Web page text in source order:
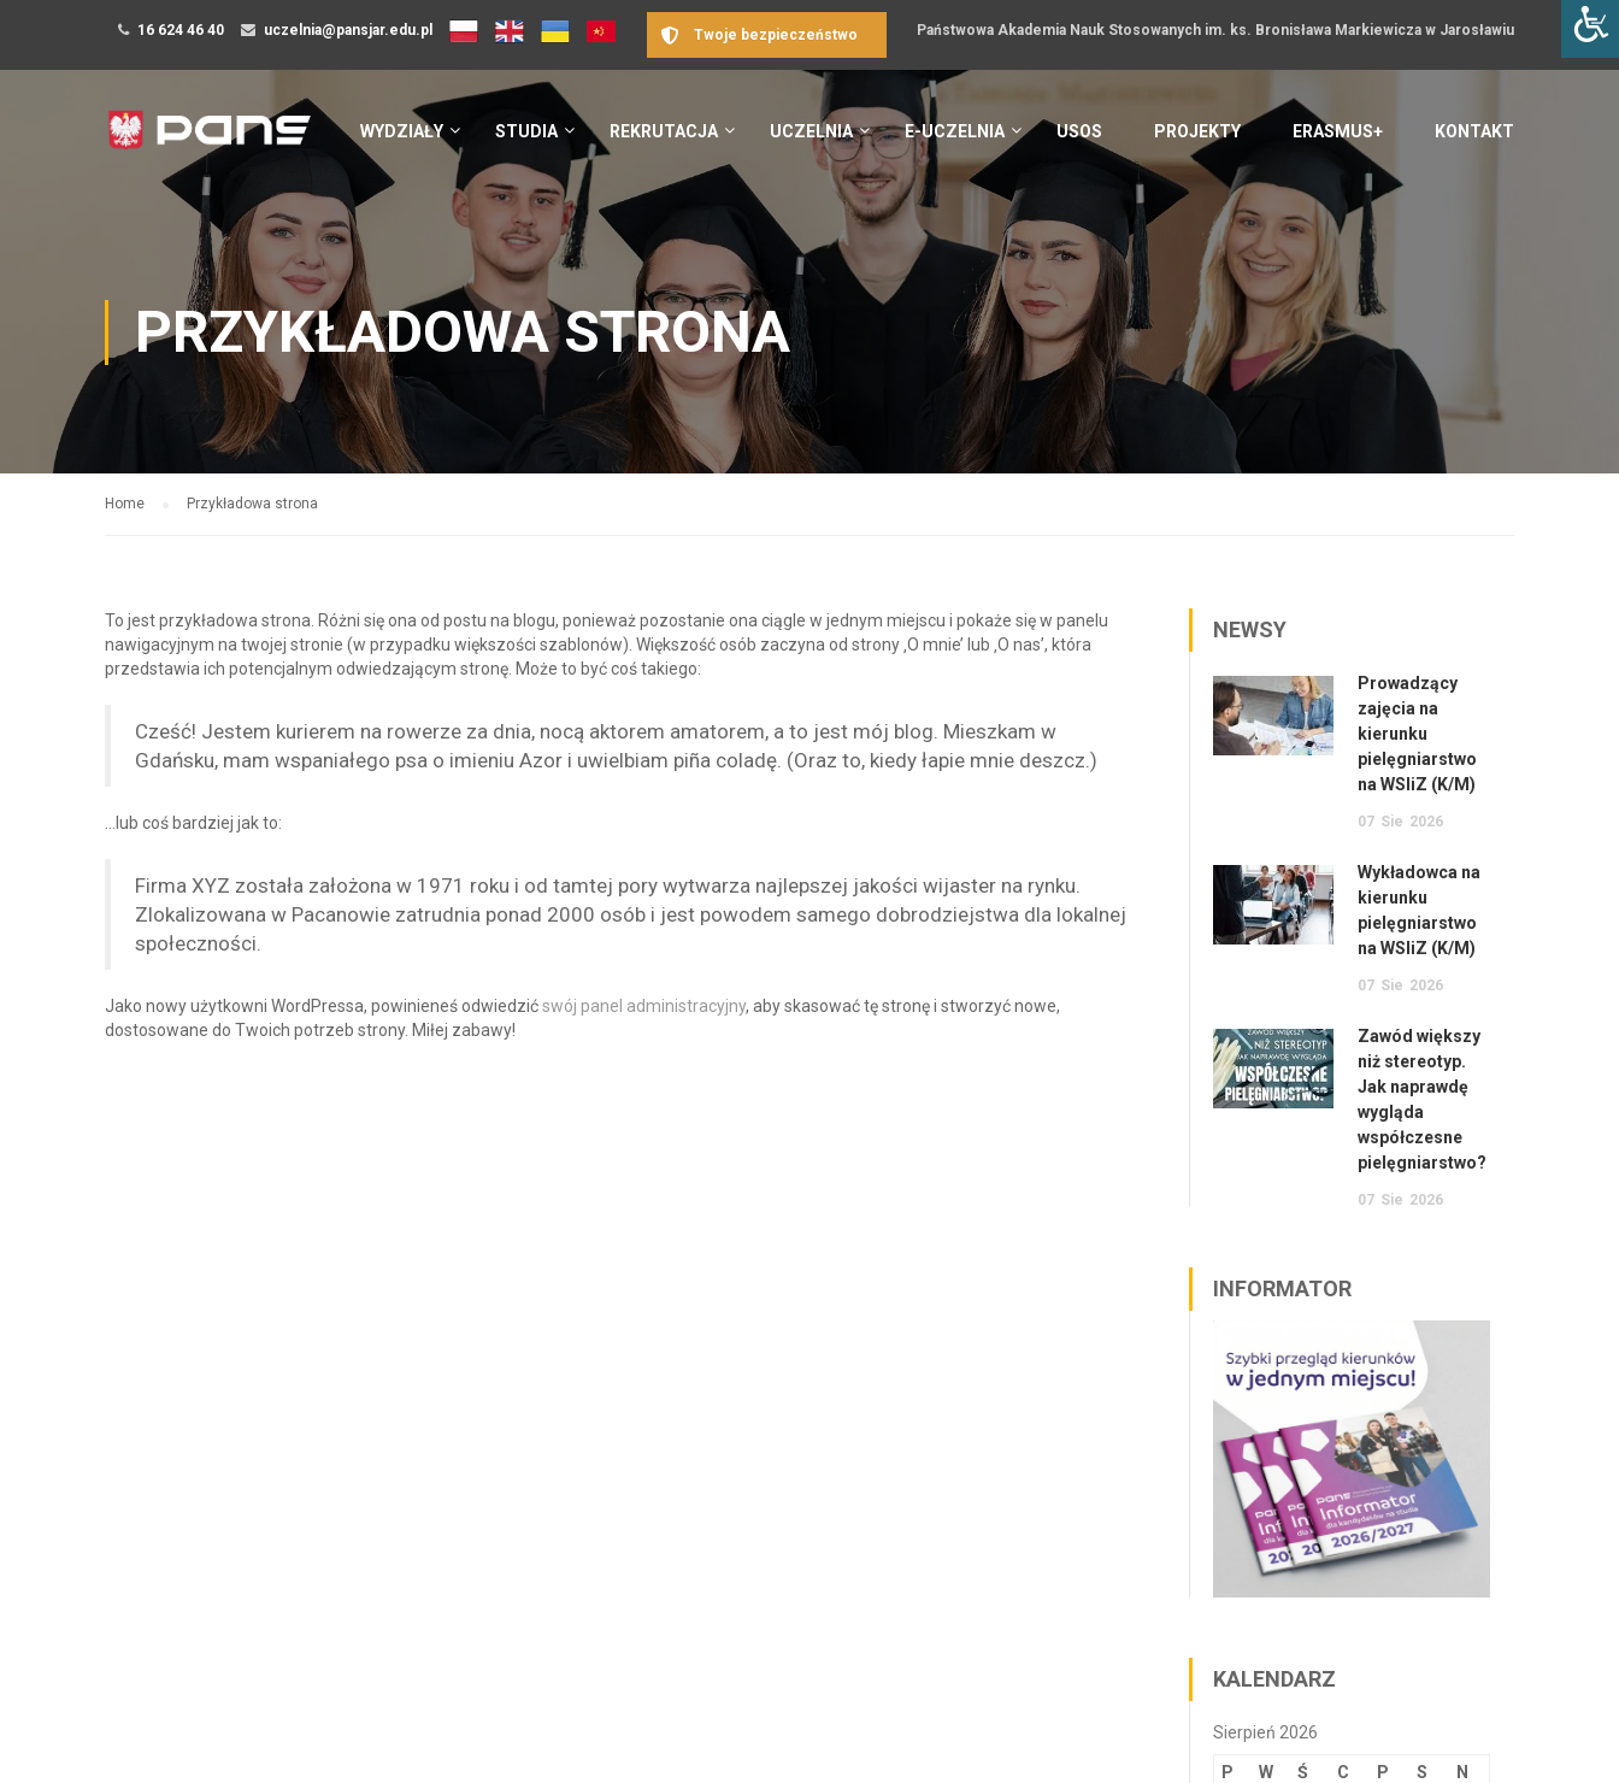
16 624 46 40 uczelnia@pansjar.edu.pl Państwowa Akademia Nauk Stosowanych im. ks. Bronisława Markiewicza w Jarosławiu
Twoje bezpieczeństwo
WYDZIAŁY STUDIA REKRUTACJA UCZELNIA E-UCZELNIA USOS PROJEKTY ERASMUS+ KONTAKT
PRZYKŁADOWA STRONA
Home Przykładowa strona
To jest przykładowa strona. Różni się ona od postu na blogu, ponieważ pozostanie ona ciągle w jednym miejscu i pokaże się w panelu
nawigacyjnym na twojej stronie (w przypadku większości szablonów). Większość osób zaczyna od strony ‚O mnie’ lub ‚O nas’, która
przedstawia ich potencjalnym odwiedzającym stronę. Może to być coś takiego:
Cześć! Jestem kurierem na rowerze za dnia, nocą aktorem amatorem, a to jest mój blog. Mieszkam w
Gdańsku, mam wspaniałego psa o imieniu Azor i uwielbiam piña coladę. (Oraz to, kiedy łapie mnie deszcz.)
…lub coś bardziej jak to:
Firma XYZ została założona w 1971 roku i od tamtej pory wytwarza najlepszej jakości wijaster na rynku.
Zlokalizowana w Pacanowie zatrudnia ponad 2000 osób i jest powodem samego dobrodziejstwa dla lokalnej
społeczności.
Jako nowy użytkowni WordPressa, powinieneś odwiedzićswój panel administracyjny, aby skasować tę stronę i stworzyć nowe,
dostosowane do Twoich potrzeb strony. Miłej zabawy!
NEWSY
Prowadzący
zajęcia na
kierunku
pielęgniarstwo
na WSIiZ (K/M)
07 Sie 2026
Wykładowca na
kierunku
pielęgniarstwo
na WSIiZ (K/M)
07 Sie 2026
Zawód większy
niż stereotyp.
Jak naprawdę
wygląda
współczesne
pielęgniarstwo?
07 Sie 2026
INFORMATOR
KALENDARZ
Sierpień 2026
P W Ś C P S N